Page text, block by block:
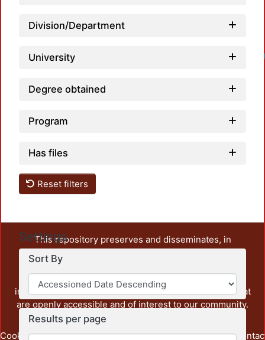
Division/Department
University
Degree obtained
Program
Has files
Reset filters
Settings
Sort By
Results per page
This repository preserves and disseminates, in
unrestricted open access, the teaching and research
output of UAM Azcapotzalco. It also includes some
administrative and graphic documents from the
institution, as well as content from other institutions that
are openly accessible and of interest to our community.
Cookie Privacy End User Send